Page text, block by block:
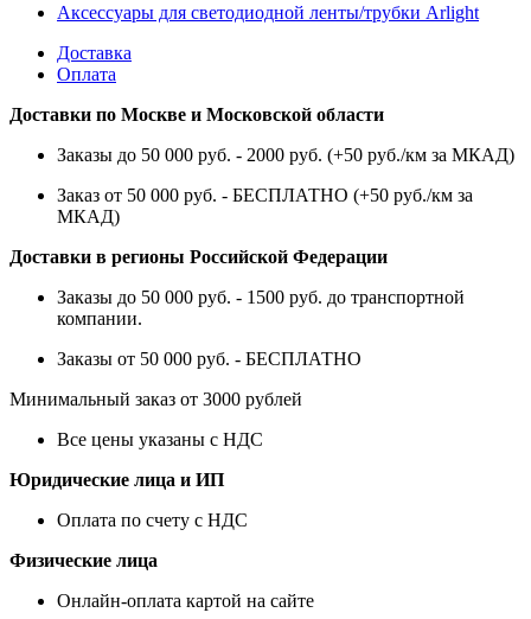
Аксессуары для светодиодной ленты/трубки Arlight
Доставка
Оплата
Доставки по Москве и Московской области
Заказы до 50 000 руб. - 2000 руб. (+50 руб./км за МКАД)
Заказ от 50 000 руб. - БЕСПЛАТНО (+50 руб./км за
МКАД)
Доставки в регионы Российской Федерации
Заказы до 50 000 руб. - 1500 руб. до транспортной
компании.
Заказы от 50 000 руб. - БЕСПЛАТНО
Минимальный заказ от 3000 рублей
Все цены указаны с НДС
Юридические лица и ИП
Оплата по счету с НДС
Физические лица
Онлайн-оплата картой на сайте